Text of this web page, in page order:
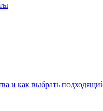
и как выбрать